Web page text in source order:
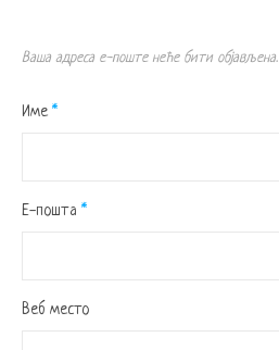
Ваша адреса е-поште неће бити објављена.
Име *
Е-пошта *
Веб место